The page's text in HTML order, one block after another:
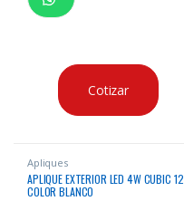
Cotizar
Apliques
APLIQUE EXTERIOR LED 4W CUBIC 12
COLOR BLANCO